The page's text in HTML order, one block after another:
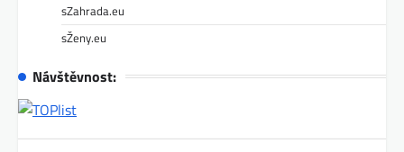
sZahrada.eu
sŽeny.eu
Návštěvnost: